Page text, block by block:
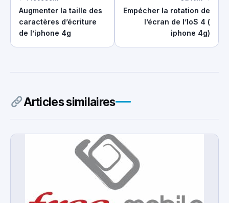
Augmenter la taille des
caractères d’écriture
de l’iphone 4g
Empécher la rotation de
l’écran de l’IoS 4 (
iphone 4g)
Articles similaires